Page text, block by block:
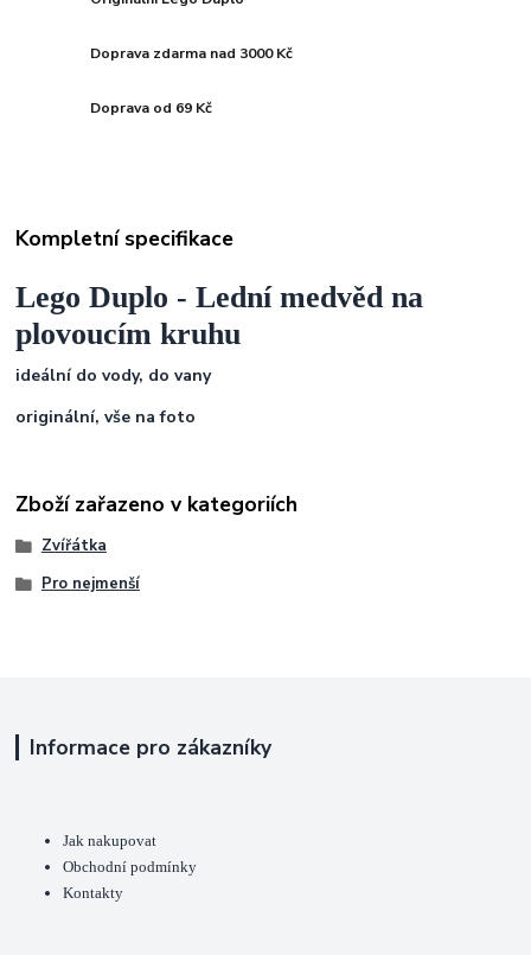
Doprava zdarma nad 3000 Kč
Doprava od 69 Kč
Kompletní specifikace
Lego Duplo - Lední medvěd na
plovoucím kruhu
ideální do vody, do vany
originální, vše na foto
Zboží zařazeno v kategoriích
Zvířátka
Pro nejmenší
Informace pro zákazníky
Jak nakupovat
Obchodní podmínky
Kontakty